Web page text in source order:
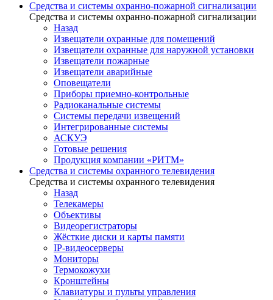
Средства и системы охранно-пожарной сигнализации
Средства и системы охранно-пожарной сигнализации
Назад
Извещатели охранные для помещений
Извещатели охранные для наружной установки
Извещатели пожарные
Извещатели аварийные
Оповещатели
Приборы приемно-контрольные
Радиоканальные системы
Системы передачи извещений
Интегрированные системы
АСКУЭ
Готовые решения
Продукция компании «РИТМ»
Средства и системы охранного телевидения
Средства и системы охранного телевидения
Назад
Телекамеры
Объективы
Видеорегистраторы
Жёсткие диски и карты памяти
IP-видеосерверы
Мониторы
Термокожухи
Кронштейны
Клавиатуры и пульты управления